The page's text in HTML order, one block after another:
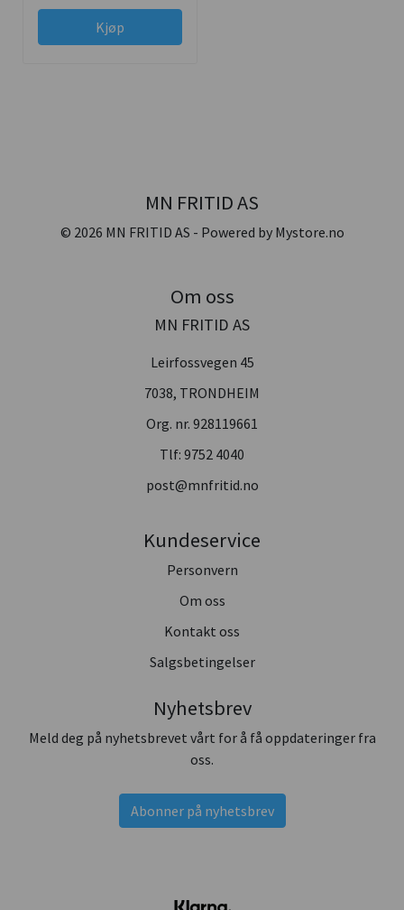
Kjøp
MN FRITID AS
© 2026 MN FRITID AS - Powered by Mystore.no
Om oss
MN FRITID AS
Leirfossvegen 45
7038, TRONDHEIM
Org. nr. 928119661
Tlf: 9752 4040
post@mnfritid.no
Kundeservice
Personvern
Om oss
Kontakt oss
Salgsbetingelser
Nyhetsbrev
Meld deg på nyhetsbrevet vårt for å få oppdateringer fra
oss.
Abonner på nyhetsbrev